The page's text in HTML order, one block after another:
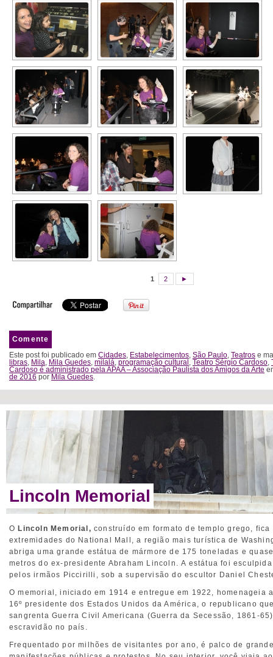
1 2 ►
Comente
Este post foi publicado em Cidades, Estabelecimentos, São Paulo, Teatros e
libras, Mila, Mila Guedes, milalá, programação cultural , Teatro Sérgio Cardoso,
Cardoso é administrado pela APAA – Associação Paulista dos Amigos da Arte
de 2016 por Mila Guedes.
Lincoln Memorial
O Lincoln Memorial,construído em formato de templo grego, fica
extremidades do National Mall, a região mais turística de
abriga uma grande estátua de mármore de 175 toneladas e
metros do ex-presidente Abraham Lincoln. A estátua foi
pelos irmãos Piccirilli, sob a supervisão do escultor Daniel
O memorial, iniciado em 1914 e entregue em 1922, homenageia
16º presidente dos Estados Unidos da América, o republicano
sangrenta Guerra Civil Americana (Guerra da Secessão, 1861-
escravidão no país.
Frequentado por milhões de visitantes por ano, é palco de